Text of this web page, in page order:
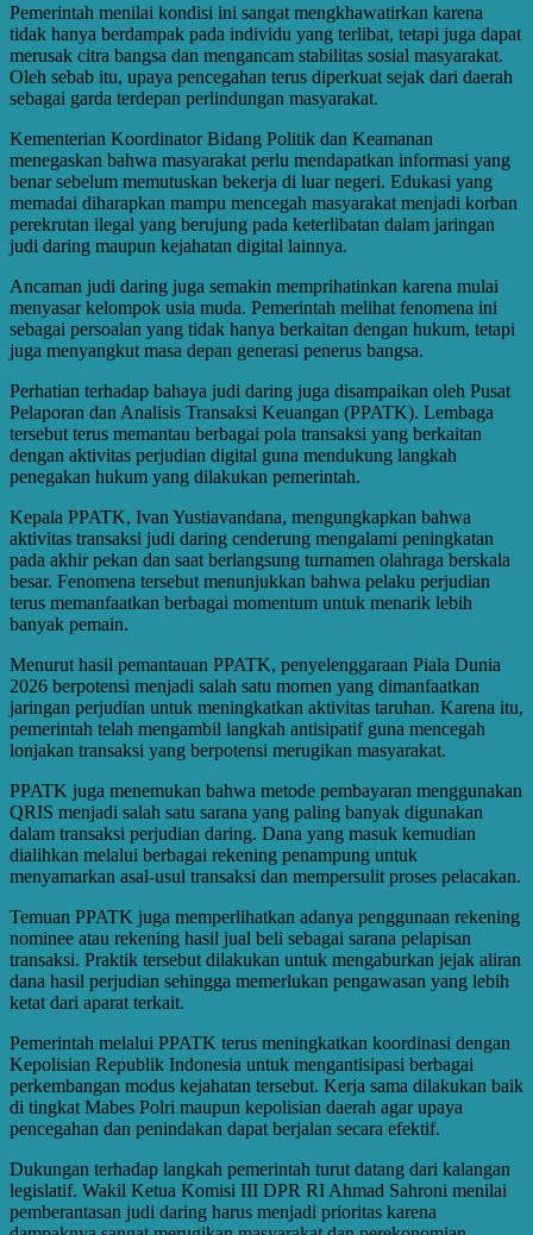
Pemerintah menilai kondisi ini sangat mengkhawatirkan karena
tidak hanya berdampak pada individu yang terlibat, tetapi juga dapat
merusak citra bangsa dan mengancam stabilitas sosial masyarakat.
Oleh sebab itu, upaya pencegahan terus diperkuat sejak dari daerah
sebagai garda terdepan perlindungan masyarakat.
Kementerian Koordinator Bidang Politik dan Keamanan
menegaskan bahwa masyarakat perlu mendapatkan informasi yang
benar sebelum memutuskan bekerja di luar negeri. Edukasi yang
memadai diharapkan mampu mencegah masyarakat menjadi korban
perekrutan ilegal yang berujung pada keterlibatan dalam jaringan
judi daring maupun kejahatan digital lainnya.
Ancaman judi daring juga semakin memprihatinkan karena mulai
menyasar kelompok usia muda. Pemerintah melihat fenomena ini
sebagai persoalan yang tidak hanya berkaitan dengan hukum, tetapi
juga menyangkut masa depan generasi penerus bangsa.
Perhatian terhadap bahaya judi daring juga disampaikan oleh Pusat
Pelaporan dan Analisis Transaksi Keuangan (PPATK). Lembaga
tersebut terus memantau berbagai pola transaksi yang berkaitan
dengan aktivitas perjudian digital guna mendukung langkah
penegakan hukum yang dilakukan pemerintah.
Kepala PPATK, Ivan Yustiavandana, mengungkapkan bahwa
aktivitas transaksi judi daring cenderung mengalami peningkatan
pada akhir pekan dan saat berlangsung turnamen olahraga berskala
besar. Fenomena tersebut menunjukkan bahwa pelaku perjudian
terus memanfaatkan berbagai momentum untuk menarik lebih
banyak pemain.
Menurut hasil pemantauan PPATK, penyelenggaraan Piala Dunia
2026 berpotensi menjadi salah satu momen yang dimanfaatkan
jaringan perjudian untuk meningkatkan aktivitas taruhan. Karena itu,
pemerintah telah mengambil langkah antisipatif guna mencegah
lonjakan transaksi yang berpotensi merugikan masyarakat.
PPATK juga menemukan bahwa metode pembayaran menggunakan
QRIS menjadi salah satu sarana yang paling banyak digunakan
dalam transaksi perjudian daring. Dana yang masuk kemudian
dialihkan melalui berbagai rekening penampung untuk
menyamarkan asal-usul transaksi dan mempersulit proses pelacakan.
Temuan PPATK juga memperlihatkan adanya penggunaan rekening
nominee atau rekening hasil jual beli sebagai sarana pelapisan
transaksi. Praktik tersebut dilakukan untuk mengaburkan jejak aliran
dana hasil perjudian sehingga memerlukan pengawasan yang lebih
ketat dari aparat terkait.
Pemerintah melalui PPATK terus meningkatkan koordinasi dengan
Kepolisian Republik Indonesia untuk mengantisipasi berbagai
perkembangan modus kejahatan tersebut. Kerja sama dilakukan baik
di tingkat Mabes Polri maupun kepolisian daerah agar upaya
pencegahan dan penindakan dapat berjalan secara efektif.
Dukungan terhadap langkah pemerintah turut datang dari kalangan
legislatif. Wakil Ketua Komisi III DPR RI Ahmad Sahroni menilai
pemberantasan judi daring harus menjadi prioritas karena